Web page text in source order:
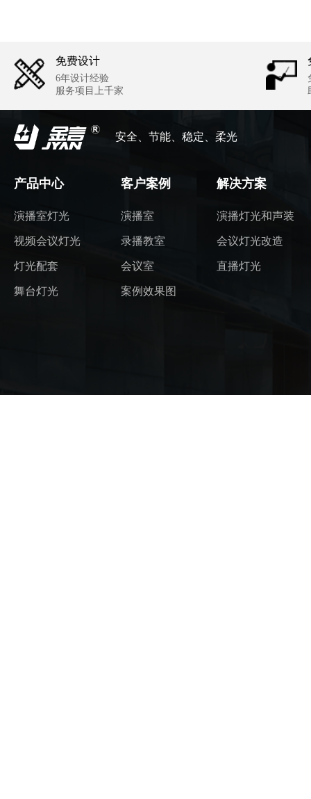
免费设计
6年设计经验
服务项目上千家
安全、节能、稳定、柔光
产品中心
演播室灯光
视频会议灯光
灯光配套
舞台灯光
客户案例
演播室
录播教室
会议室
案例效果图
解决方案
演播灯光和声装
会议灯光改造
直播灯光